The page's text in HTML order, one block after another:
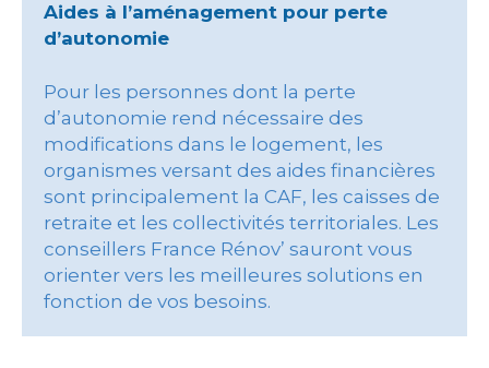
Aides à l’aménagement pour perte
d’autonomie
Pour les personnes dont la perte
d’autonomie rend nécessaire des
modifications dans le logement, les
organismes versant des aides financières
sont principalement la CAF, les caisses de
retraite et les collectivités territoriales. Les
conseillers France Rénov’ sauront vous
orienter vers les meilleures solutions en
fonction de vos besoins.